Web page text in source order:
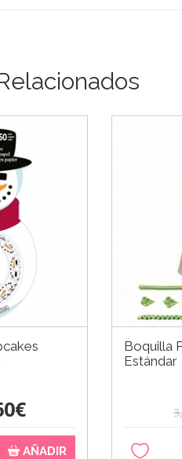
AÑADIR
Boquilla
Estándar